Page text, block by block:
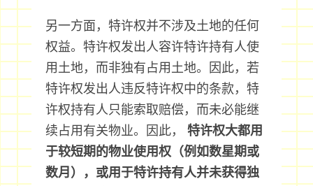
另一方面，特许权并不涉及土地的任何
权益。特许权发出人容许特许持有人使
用土地，而非独有占用土地。因此，若
特许权发出人违反特许权中的条款，特
许权持有人只能索取赔偿，而未必能继
续占用有关物业。因此， 特许权大都用
于较短期的物业使用权（例如数星期或
数月），或用于特许持有人并未获得独